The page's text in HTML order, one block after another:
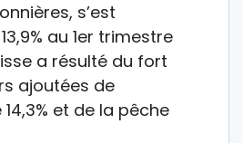
s’est
au 1er trimestre
a résulté du fort
ajoutées de
et de la pêche